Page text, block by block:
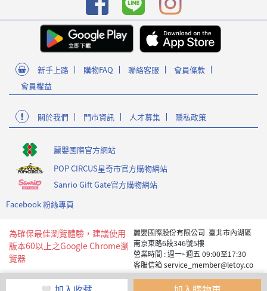
新手上路 購物FAQ 聯絡客服
會員條款
會員權益
關於我們 門市資訊 人才募集 隱私政策
麗嬰國際官方網站
POP CIRCUS星奇市官方購物網站
Sanrio Gift Gate官方購物網站
Facebook 粉絲專頁
為確保最佳瀏覽體驗，建議使用
版本60以上之Google Chrome瀏
覽器
麗嬰國際股份有限公司 臺北市內湖區
南京東路6段346號5樓
營業時間 : 週一~週五 09:00至17:30
客服信箱 service_member@letoy.co
Copyright 2019 麗嬰國際版權所有